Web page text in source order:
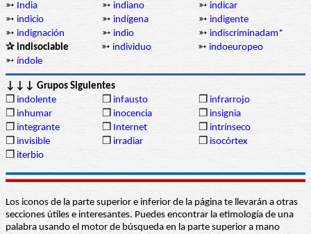
➳ India ➳ indiano ➳ indicar
➳ indicio ➳ indígena ➳ indigente
➳ indignación ➳ indio ➳ indiscriminadam*
✰ indisociable
➳ individuo ➳ indoeuropeo
➳ índole
↓↓↓ Grupos Siguientes
❒ indolente ❒ infausto ❒ infrarrojo
❒ inhumar ❒ inocencia ❒ insignia
❒ integrante ❒ Internet ❒ intrínseco
❒ invisible ❒ irradiar ❒ isocórtex
❒ iterbio
Los iconos de la parte superior e inferior de la página te llevarán a otras
secciones útiles e interesantes. Puedes encontrar la etimología de una
palabra usando el motor de búsqueda en la parte superior a mano